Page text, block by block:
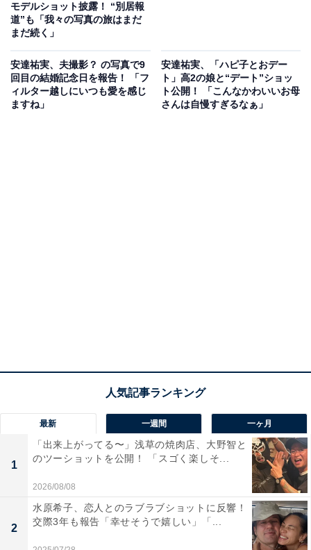
モデルショット披露！ “別居報
道”も「我々の写真の旅はまだ
まだ続く」
安達祐実、夫撮影？ の写真で9
回目の結婚記念日を報告！ 「フ
ィルター越しにいつも愛を感じ
ますね」
安達祐実、「ハピ子とおデー
ト」高2の娘と“デート”ショッ
ト公開！ 「こんなかわいいお母
さんは自慢すぎるなぁ」
最新 一週間 一ヶ月
1
「出来上がってる〜」浅草の焼肉店、大野智と
のツーショットを公開！ 「スゴく楽しそ...
2026/08/08
2
水原希子、恋人とのラブラブショットに反響！
交際3年も報告「幸せそうで嬉しい」「...